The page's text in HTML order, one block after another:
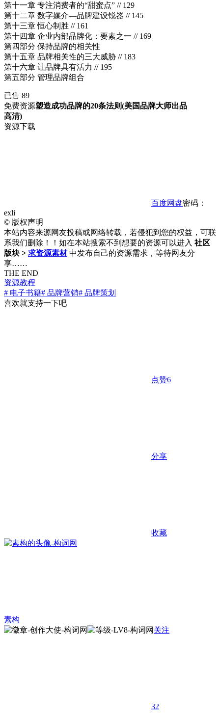
第十一章 专注消费者的“甜蜜点” // 129
第十二章 数字媒介—品牌建设锐器 // 145
第十三章 恒心制胜 // 161
第十四章 企业内部品牌化：要素之一 // 169
第四部分 保持品牌的相关性
第十五章 品牌相关性的三大威胁 // 183
第十六章 让品牌具有活力 // 195
第五部分 管理品牌组合
已售 89
免费资源塑造成功品牌的20条法则(美国品牌大师出品
高清)
资源下载
百度网盘密码：
exli
© 版权声明
本站内容来源网友投稿或网络转载，若侵犯到您的权益，可联
系我们删除！！如在本站搜索不到想要的资源可以进入 社区
版块 > 求资源素材 中发布自己的资源需求，等待网友分
享……
THE END
资源教程
# 电子书籍# 品牌营销# 品牌策划
喜欢就支持一下吧
点赞6
分享
收藏
素构
关注
32